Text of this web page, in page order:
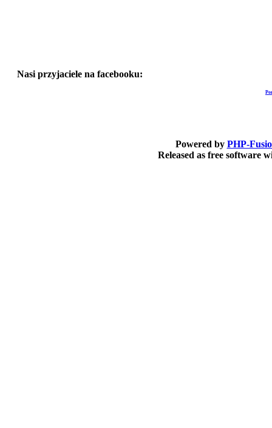
Nasi przyjaciele na facebooku:
Powered by PHP-
Released as free software